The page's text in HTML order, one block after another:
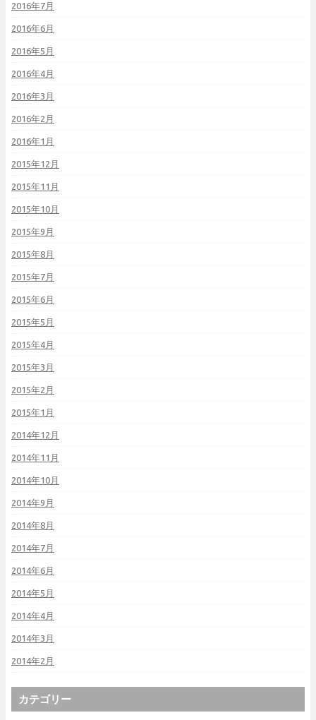
2016年7月
2016年6月
2016年5月
2016年4月
2016年3月
2016年2月
2016年1月
2015年12月
2015年11月
2015年10月
2015年9月
2015年8月
2015年7月
2015年6月
2015年5月
2015年4月
2015年3月
2015年2月
2015年1月
2014年12月
2014年11月
2014年10月
2014年9月
2014年8月
2014年7月
2014年6月
2014年5月
2014年4月
2014年3月
2014年2月
カテゴリー